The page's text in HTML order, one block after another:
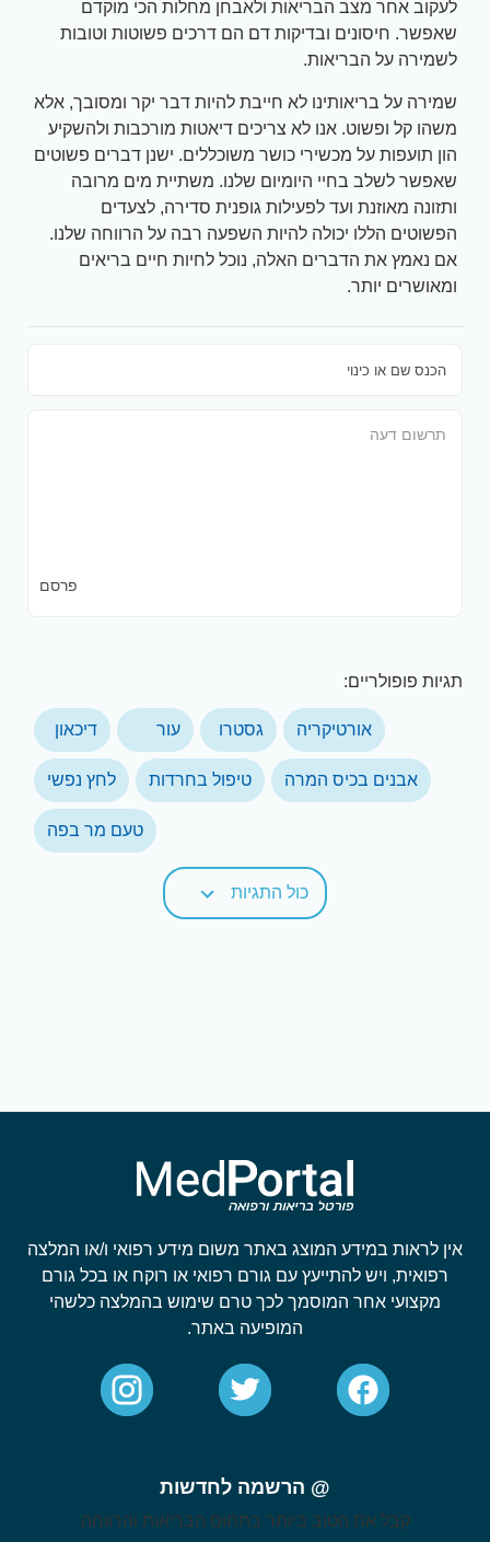
לעקוב אחר מצב הבריאות ולאבחן מחלות הכי מוקדם
שאפשר. חיסונים ובדיקות דם הם דרכים פשוטות וטובות
לשמירה על הבריאות.
שמירה על בריאותינו לא חייבת להיות דבר יקר ומסובך, אלא
משהו קל ופשוט. אנו לא צריכים דיאטות מורכבות ולהשקיע
הון תועפות על מכשירי כושר משוכללים. ישנן דברים פשוטים
שאפשר לשלב בחיי היומיום שלנו. משתיית מים מרובה
ותזונה מאוזנת ועד לפעילות גופנית סדירה, לצעדים
הפשוטים הללו יכולה להיות השפעה רבה על הרווחה שלנו.
אם נאמץ את הדברים האלה, נוכל לחיות חיים בריאים
ומאושרים יותר.
פרסם
תגיות פופולריים:
אורטיקריה גסטרו עור דיכאון
אבנים בכיס המרה טיפול בחרדות לחץ נפשי
טעם מר בפה
כול התגיות
אין לראות במידע המוצג באתר משום מידע רפואי ו/או המלצה
רפואית, ויש להתייעץ עם גורם רפואי או רוקח או בכל גורם
מקצועי אחר המוסמך לכך טרם שימוש בהמלצה כלשהי
המופיעה באתר.
@ הרשמה לחדשות
קבל את הטוב ביותר בתחום הבריאות והרווחה